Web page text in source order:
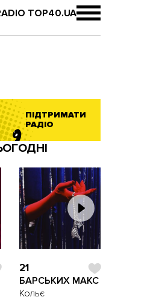
TOP40.UA
ПІДТРИМАТИ
РАДІО
21
БАРСЬКИХ МАКС
Кольє